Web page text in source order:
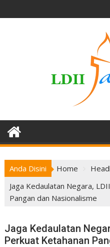
to
Anda Disini Home
Jaga Kedaulatan Negara,
Pangan dan Nasionalisme
Jaga Kedaulatan
Perkuat Ketahanan